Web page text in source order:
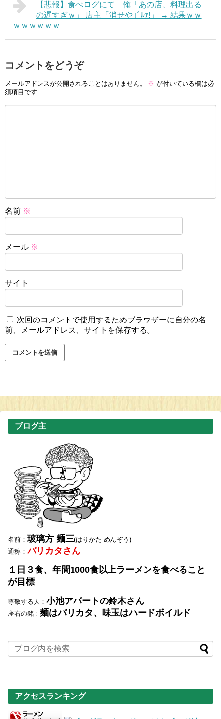
【悲報】食べログにて 俺「あの店、料理出る
の遅すぎｗ」 店主「消せやｺﾞﾙｧ!」 → 結果ｗｗ
ｗｗｗｗｗｗ
コメントをどうぞ
メールアドレスが公開されることはありません。 ※ が付いている欄は必
須項目です
名前 ※
メール ※
サイト
次回のコメントで使用するためブラウザーに自分の名
前、メールアドレス、サイトを保存する。
ブログ主
名前 ： 玻璃方 麺三(はりかた めんぞう)
通称 ：バリカタさん
１日３食、年間1000食以上ラーメンを食べること
が目標
尊敬する人 ： 小池アパートの鈴木さん
座右の銘 ： 麺はバリカタ、味玉はハードボイルド
アクセスランキング